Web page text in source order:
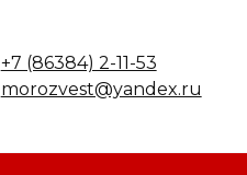
+7 (86384) 2-11-53
morozvest@yandex.ru